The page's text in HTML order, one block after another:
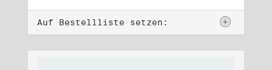
Auf Bestellliste setzen: